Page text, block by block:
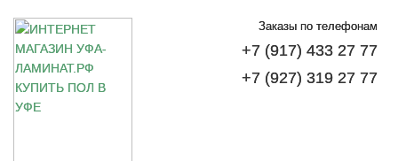
Заказы по телефонам
+7 (917) 433 27 77
+7 (927) 319 27 77